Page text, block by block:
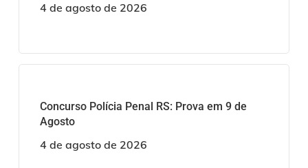
4 de agosto de 2026
Concurso Polícia Penal RS: Prova em 9 de
Agosto
4 de agosto de 2026